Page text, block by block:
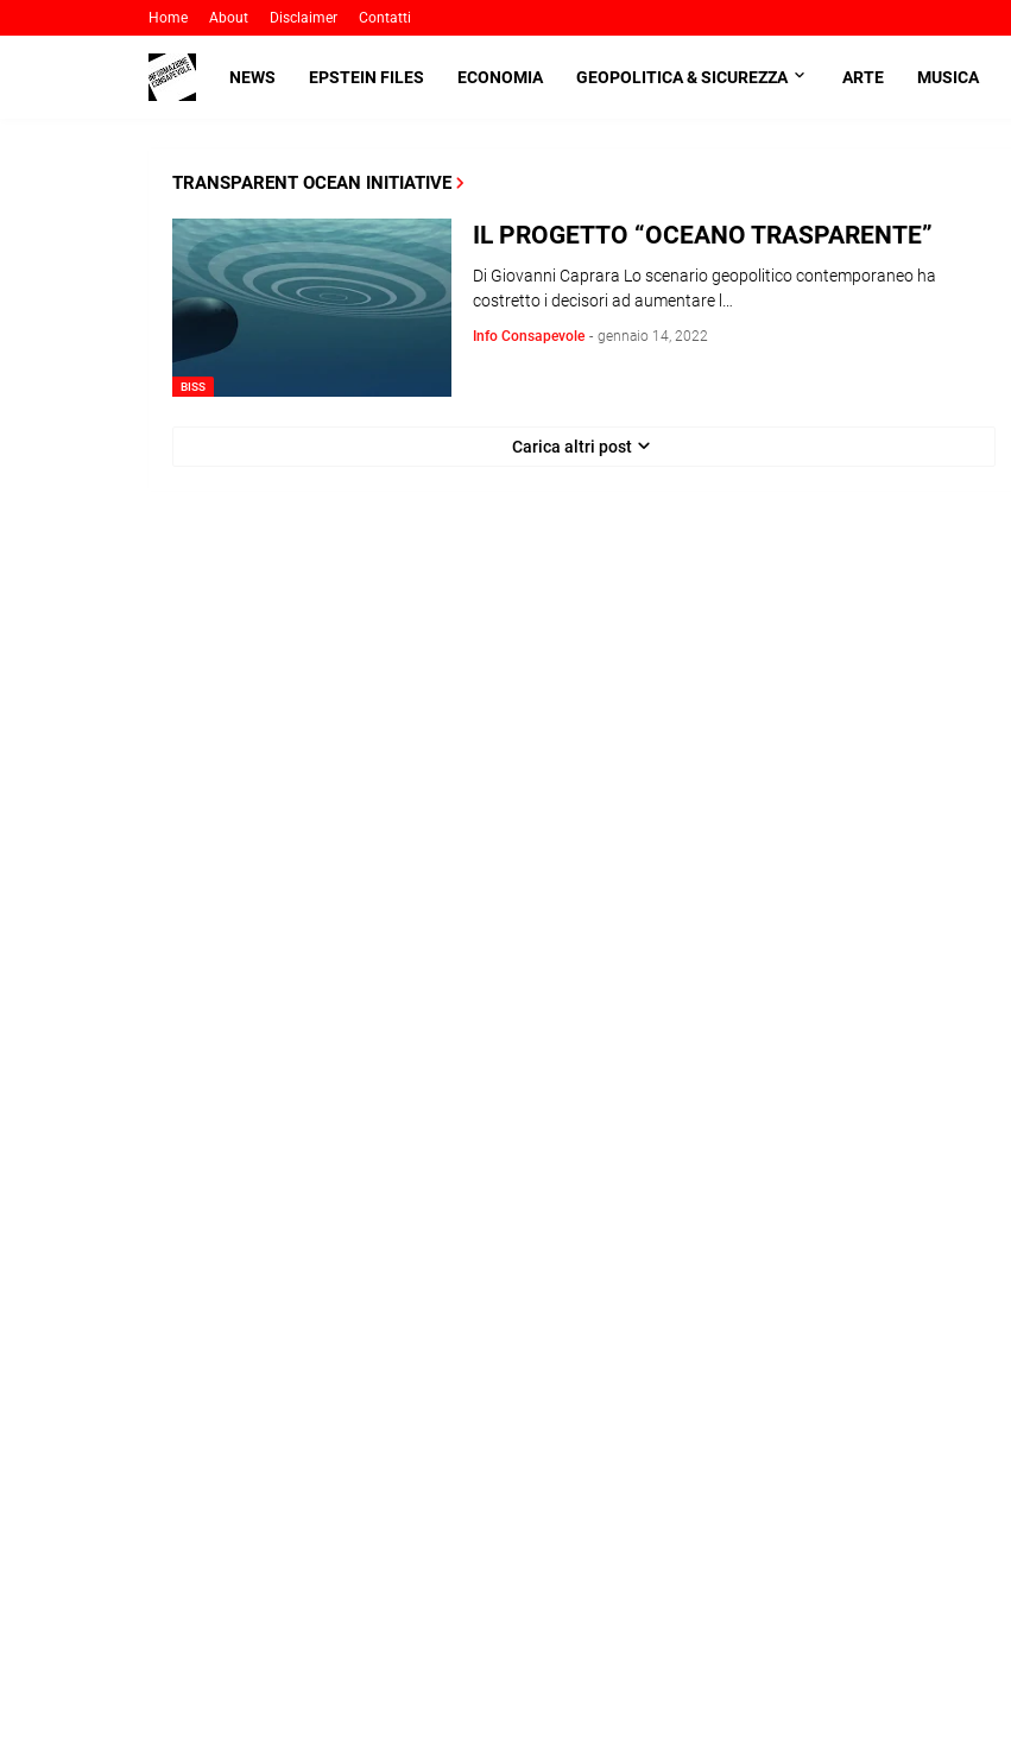
Home About Disclaimer Contatti
NEWS EPSTEIN FILES ECONOMIA GEOPOLITICA & SICUREZZA ARTE MUSICA
TRANSPARENT OCEAN INITIATIVE
BISS
IL PROGETTO “OCEANO TRASPARENTE”
Di Giovanni Caprara Lo scenario geopolitico contemporaneo ha
costretto i decisori ad aumentare l…
Info Consapevole - gennaio 14, 2022
Carica altri post